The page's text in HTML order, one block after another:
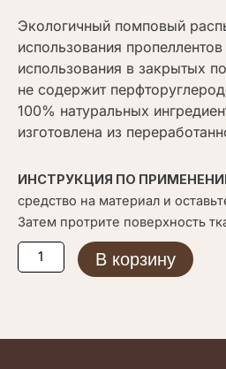
Экологичный помповый
использования
использования в закрытых
не содержит
100% натуральных
изготовлена из
ИНСТРУКЦИЯ ПО
средство на материал и
Затем протрите поверхность
Количество
товара
Care
В корзину